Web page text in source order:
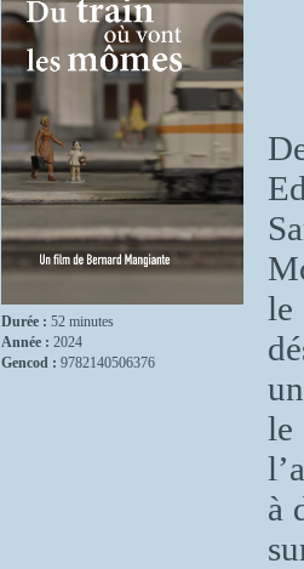
Durée : 52 minutes
Année : 2024
Gencod : 9782140506376
à